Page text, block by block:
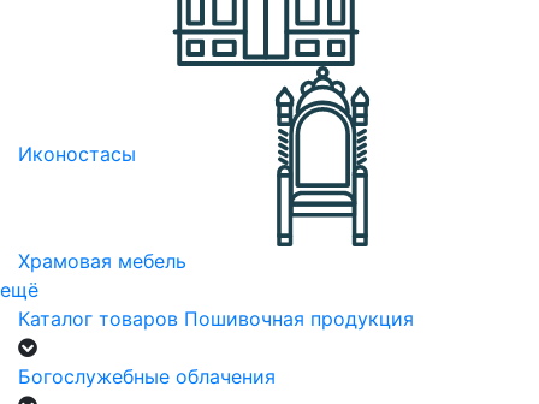
Иконостасы
Храмовая мебель
ещё
Каталог товаров Пошивочная продукция
Богослужебные облачения